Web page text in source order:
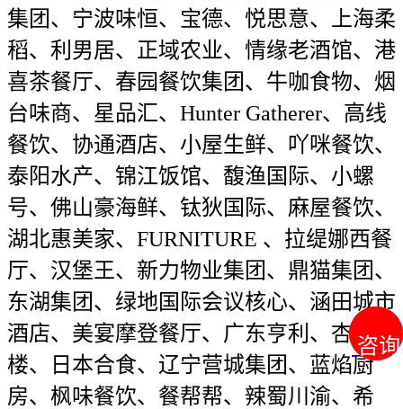
咨询
咨询
集团、宁波味恒、宝德、悦思意、上海柔
稻、利男居、正域农业、情缘老酒馆、港
喜茶餐厅、春园餐饮集团、牛咖食物、烟
台味商、星品汇、Hunter Gatherer、高线
餐饮、协通酒店、小屋生鲜、吖咪餐饮、
泰阳水产、锦江饭馆、馥渔国际、小螺
号、佛山豪海鲜、钛狄国际、麻屋餐饮、
湖北惠美家、FURNITURE 、拉缇娜西餐
厅、汉堡王、新力物业集团、鼎猫集团、
东湖集团、绿地国际会议核心、涵田城市
酒店、美宴摩登餐厅、广东亨利、杏花
楼、日本合食、辽宁营城集团、蓝焰厨
房、枫味餐饮、餐帮帮、辣蜀川渝、希